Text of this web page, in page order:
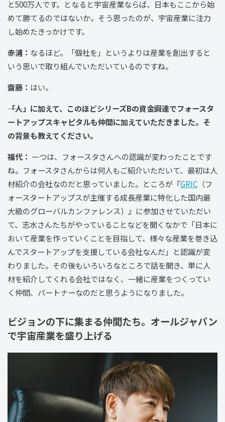
と500万人です。となると宇宙産業ならば、日本もここから始
めて勝てるのではないか。そう思ったのが、宇宙産業に注力
し始めたきっかけです。
赤浦： なるほど。「個社を」というよりは産業を創出すると
いう思いで取り組んでいただいているのですね。
齋藤： はい。
――「人」に加えて、このほどシリーズBの資金調達でフォースタ
ートアップスキャピタルも仲間に加えていただきました。そ
の背景も教えてください。
福代： 一つは、フォースタさんへの認識が変わったことです
ね。フォースタさんからは何人もご紹介いただいて、最初は人
材紹介の会社なのだと思っていました。ところが『GRIC （フ
ォースタートアップスが主催する成長産業に特化した国内最
大級のグローバルカンファレンス）』に参加させていただい
て、志水さんたちがやっていることなどを聞くなかで「日本に
おいて産業を作っていくことを目指して、様々な産業を巻き込
んでスタートアップを支援している会社なんだ」と認識が変
わりました。その後もいろいろなところで話を聞き、単に人
材を紹介してくれる会社ではなく、一緒に産業をつくってい
く仲間、パートナーなのだと思うようになりました。
ビジョンの下に集まる仲間たち。オールジャパン
で宇宙産業を盛り上げる